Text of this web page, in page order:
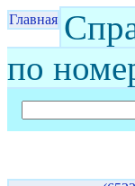
Главная
по